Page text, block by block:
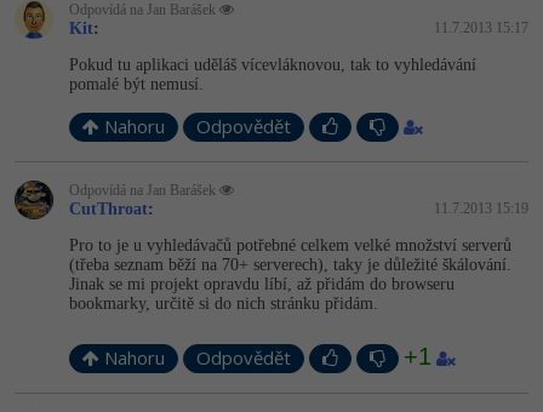
Odpovídá na Jan Barášek
Kit: 11.7.2013 15:17
Pokud tu aplikaci uděláš vícevláknovou, tak to vyhledávání
pomalé být nemusí.
Nahoru Odpovědět
Odpovídá na Jan Barášek
CutThroat: 11.7.2013 15:19
Pro to je u vyhledávačů potřebné celkem velké množství serverů
(třeba seznam běží na 70+ serverech), taky je důležité škálování.
Jinak se mi projekt opravdu líbí, až přidám do browseru
bookmarky, určitě si do nich stránku přidám.
Nahoru Odpovědět +1